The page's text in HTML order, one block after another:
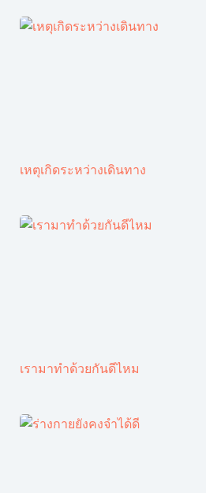
เหตุเกิดระหว่างเดินทาง
เรามาทำด้วยกันดีไหม